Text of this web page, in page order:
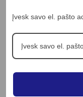
Įvesk savo el. pašto